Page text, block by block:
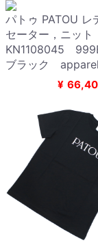
パトゥ PATOU レ
セーター，ニッ
KN1108045
ブラック
¥